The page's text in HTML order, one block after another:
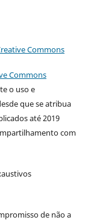
Commons
Commons
o uso e
que se atribua
até 2019
com
de não a